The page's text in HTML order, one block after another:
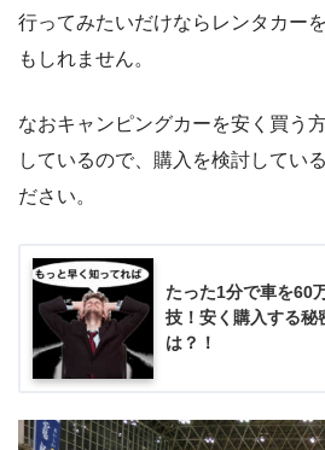
行ってみたいだけならレンタカー
もしれません。
なおキャンピングカーを安く買う
しているので、購入を検討してい
ださい。
たった1分で車を60
技！安く購入する秘
は？！